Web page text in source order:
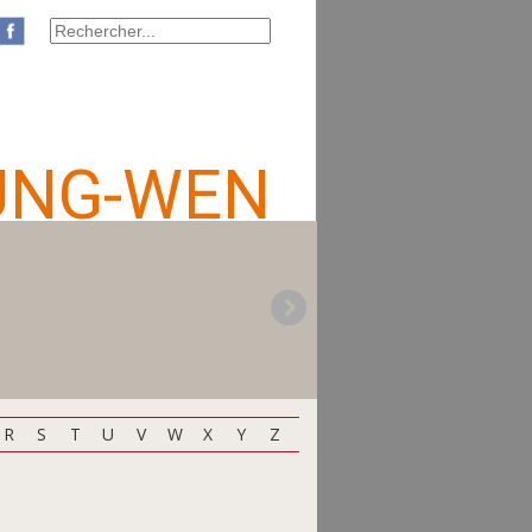
WEN
R S T U V W X Y Z